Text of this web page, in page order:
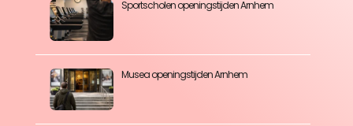
Sportscholen openingstijden Arnhem
Musea openingstijden Arnhem